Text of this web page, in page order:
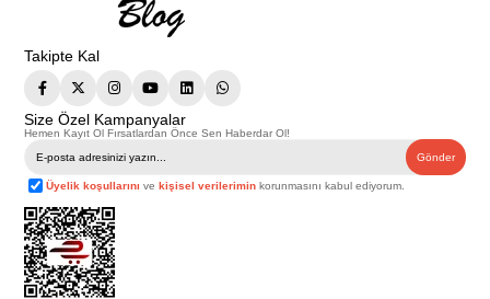
Takipte Kal
Size Özel Kampanyalar
Hemen Kayıt Ol Fırsatlardan Önce Sen Haberdar Ol!
Gönder
Üyelik koşullarını vekişisel verilerimin korunmasını kabul ediyorum.